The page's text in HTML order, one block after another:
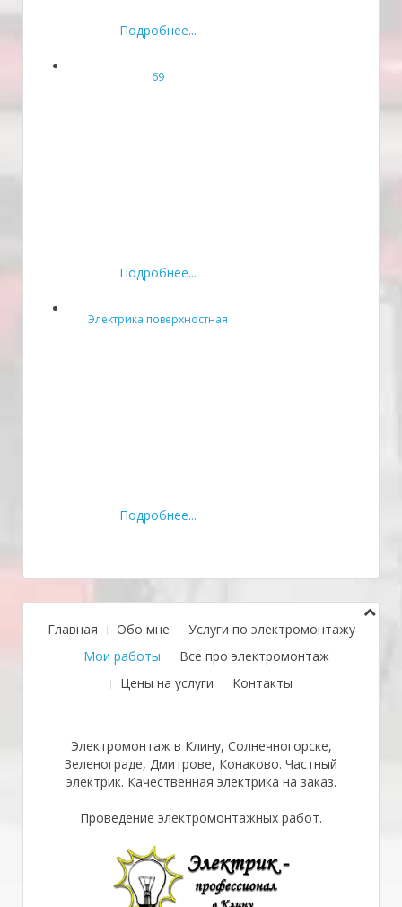
Подробнее...
69
Подробнее...
Электрика поверхностная
Подробнее...
Главная Обо мне
Услуги по электромонтажу
Мои работы
Все про электромонтаж
Цены на услуги
Контакты
Электромонтаж в Клину, Солнечногорске,
Зеленограде, Дмитрове, Конаково. Частный
электрик. Качественная электрика на заказ.
Проведение электромонтажных работ.